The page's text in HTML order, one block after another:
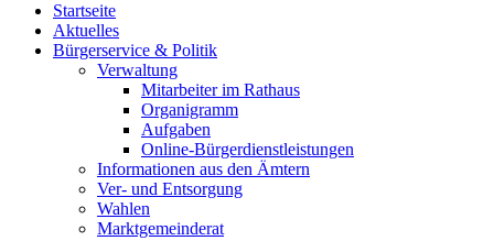
Startseite
Aktuelles
Bürgerservice & Politik
Verwaltung
Mitarbeiter im Rathaus
Organigramm
Aufgaben
Online-Bürgerdienstleistungen
Informationen aus den Ämtern
Ver- und Entsorgung
Wahlen
Marktgemeinderat